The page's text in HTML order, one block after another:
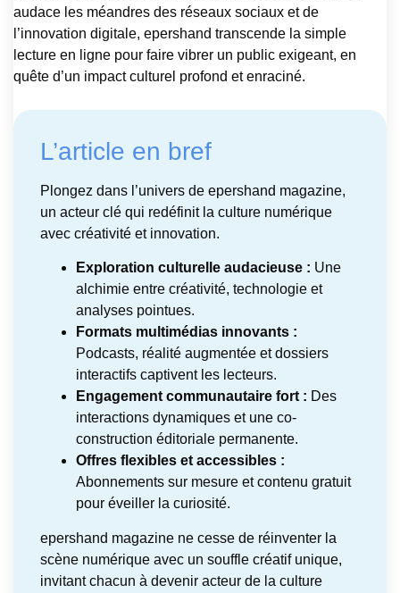
audace les méandres des réseaux sociaux et de
l’innovation digitale, epershand transcende la simple
lecture en ligne pour faire vibrer un public exigeant, en
quête d’un impact culturel profond et enraciné.
L’article en bref
Plongez dans l’univers de epershand magazine,
un acteur clé qui redéfinit la culture numérique
avec créativité et innovation.
Exploration culturelle audacieuse : Une
alchimie entre créativité, technologie et
analyses pointues.
Formats multimédias innovants :
Podcasts, réalité augmentée et dossiers
interactifs captivent les lecteurs.
Engagement communautaire fort : Des
interactions dynamiques et une co-
construction éditoriale permanente.
Offres flexibles et accessibles :
Abonnements sur mesure et contenu gratuit
pour éveiller la curiosité.
epershand magazine ne cesse de réinventer la
scène numérique avec un souffle créatif unique,
invitant chacun à devenir acteur de la culture